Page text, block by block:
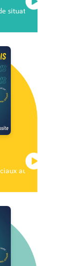
situation
au service du